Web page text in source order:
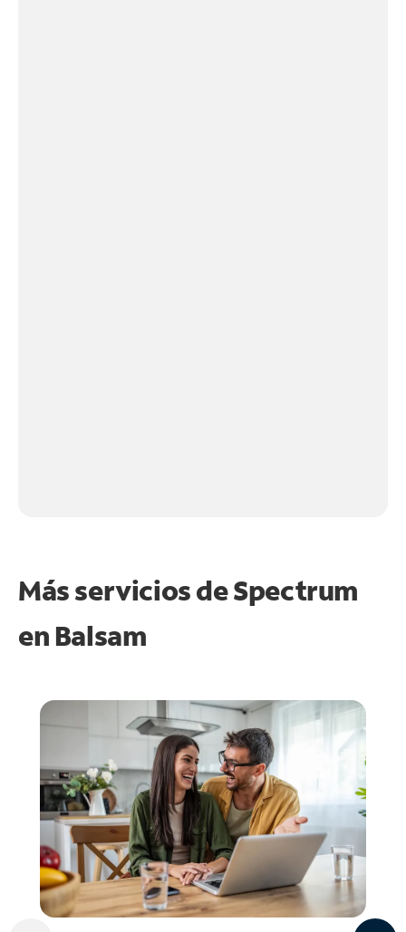
Más servicios de Spectrum
en Balsam